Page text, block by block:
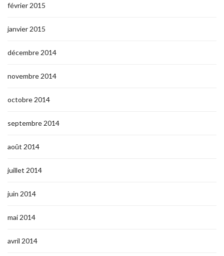
février 2015
janvier 2015
décembre 2014
novembre 2014
octobre 2014
septembre 2014
août 2014
juillet 2014
juin 2014
mai 2014
avril 2014